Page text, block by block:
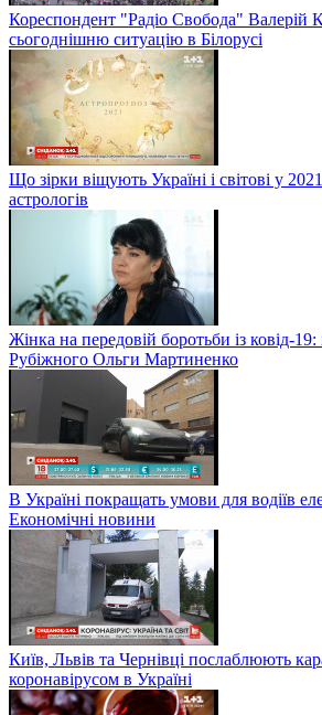
Кореспондент "Радіо Свобода" Валерій
сьогоднішню ситуацію в Білорусі
Що зірки віщують Україні і світові у
астрологів
Жінка на передовій боротьби із ковід-19:
Рубіжного Ольги Мартиненко
В Україні покращать умови для водіїв
Економічні новини
Київ, Львів та Чернівці послаблюють
коронавірусом в Україні